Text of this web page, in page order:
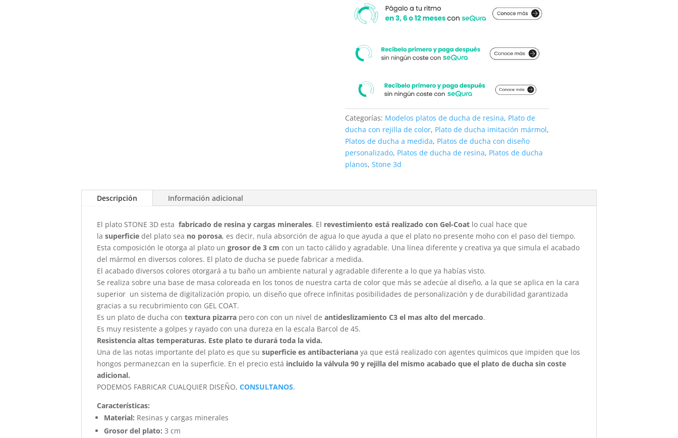
Categorías: Modelos platos de ducha de resina, Plato de
ducha con rejilla de color, Plato de ducha imitación mármol,
Platos de ducha a medida, Platos de ducha con diseño
personalizado, Platos de ducha de resina, Platos de ducha
planos,Stone 3d
Descripción Información adicional
El plato STONE 3D estafabricado de resina y cargas minerales. El revestimiento está realizado con Gel-Coat lo cual hace que
lasuperficiedel plato sea no porosa, es decir, nula absorción de agua lo que ayuda a que el plato no presente moho con el paso del tiempo.
Esta composición le otorga al plato un grosor de 3 cm con un tacto cálido y agradable. Una línea diferente y creativa ya que simula el acabado
del mármol en diversos colores. El plato de ducha se puede fabricar a medida.
El acabado diversos colores otorgará a tu baño un ambiente natural y agradable diferente a lo que ya habías visto.
Se realiza sobre una base de masa coloreada en los tonos de nuestra carta de color que más se adecúe al diseño, a la que se aplica en la cara
superior un sistema de digitalización propio, un diseño que ofrece infinitas posibilidades de personalización y de durabilidad garantizada
gracias a su recubrimiento con GEL COAT.
Es un plato de ducha con textura pizarra pero con con un nivel deantideslizamiento C3 el mas alto del mercado.
Es muy resistente a golpes y rayado con una dureza en la escala Barcol de 45.
Resistencia altas temperaturas. Este plato te durará toda la vida.
Una de las notas importante del plato es que susuperficie es antibacterianaya que está realizado con agentes químicos que impiden que los
hongos permanezcan en la superficie. En el precio está incluido la válvula 90 y rejilla del mismo acabado que el plato de ducha sin coste
adicional.
PODEMOS FABRICAR CUALQUIER DISEÑO,CONSULTANOS.
Características:
Material: Resinas y cargas minerales
Grosor del plato: 3 cm